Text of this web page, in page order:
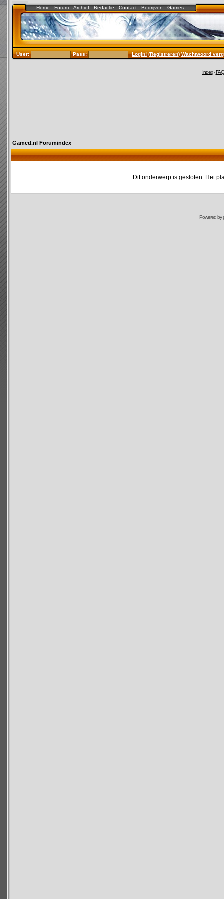
Home Forum Archief Redactie Contact Bedrijven Games
User: Pass: Login!(Registreren)Wachtwoord
Index-FAQ
Gamed.nl Forumindex
Dit onderwerp is gesloten. Het
Powered by